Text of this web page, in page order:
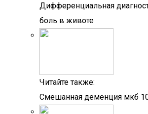
Дифференциальная
боль в животе
Читайте также:
Смешанная деменция мкб